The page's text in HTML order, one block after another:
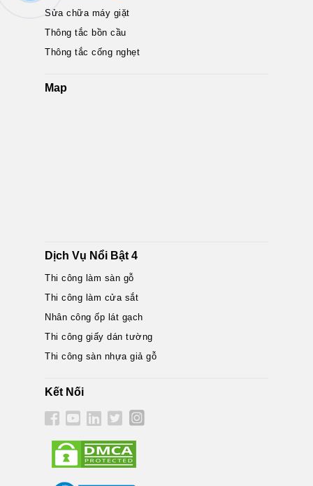
Sửa chữa máy giặt
Thông tắc bồn cầu
Thông tắc cống nghẹt
Map
Dịch Vụ Nổi Bật 4
Thi công làm sàn gỗ
Thi công làm cửa sắt
Nhân công ốp lát gạch
Thi công giấy dán tường
Thi công sàn nhựa giả gỗ
Kết Nối